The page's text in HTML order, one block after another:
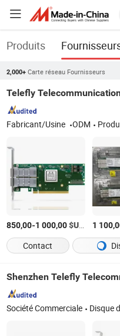
Produits
2,000+ Carte réseau Fournisseurs
Telefly
Fabricant/Usine ODM
850,00-1 000,00$US /Pièce
1
Contact
Société Commerciale Disque dur,